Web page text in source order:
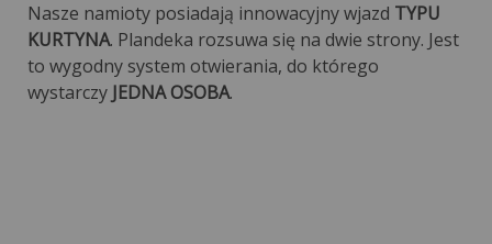
Nasze namioty posiadają innowacyjny wjazd TYPU
KURTYNA. Plandeka rozsuwa się na dwie strony. Jest
to wygodny system otwierania, do którego
wystarczy JEDNA OSOBA.